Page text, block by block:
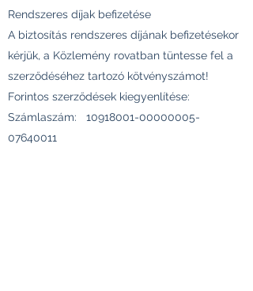
Rendszeres díjak befizetése
A biztosítás rendszeres díjának befizetésekor
kérjük, a Közlemény rovatban tüntesse fel a
szerződéséhez tartozó kötvényszámot!
Forintos szerződések kiegyenlítése:
Számlaszám: 10918001-00000005-
07640011